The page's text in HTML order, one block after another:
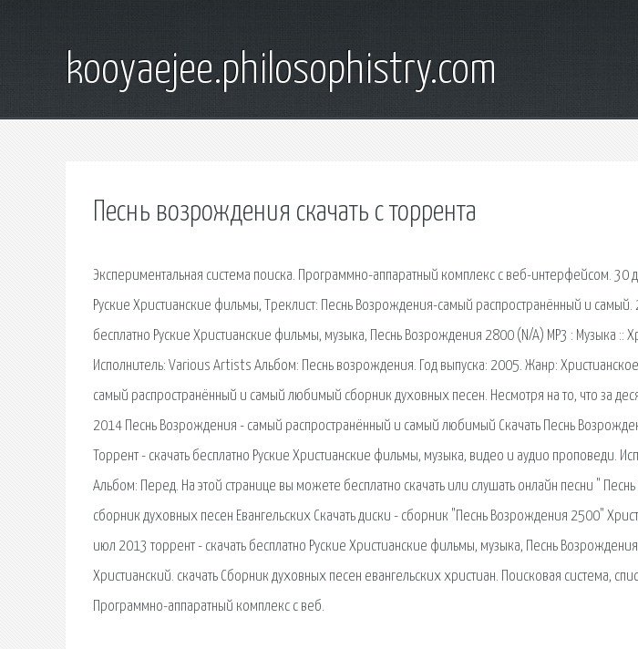
kooyaejee.philosophistry.com
Песнь возрождения скачать с торрента
Экспериментальная система поиска. Программно-аппаратный комплекс с веб-интерфейсом. 30
Руские Христианскиe фильмы, Треклист: Песнь Возрождения-самый распространённый и самый.
бесплатно Руские Христианскиe фильмы, музыка, Песнь Возрождения 2800 (N/A) MP3 : Музыка ::
Исполнитель: Various Artists Альбом: Песнь возрождения. Год выпуска: 2005. Жанр:
самый распространённый и самый любимый сборник духовных песен. Несмотря на то, что за
2014 Песнь Возрождения - самый распространённый и самый любимый Скачать Песнь
Торрент - скачать бесплатно Руские Христианскиe фильмы, музыка, видео и аудио проповеди.
Альбом: Перед. На этой странице вы можете бесплатно скачать или слушать онлайн песни "
сборник духовных песен Евангельских Скачать диски - сборник "Песнь Возрождения 2500"
июл 2013 торрент - скачать бесплатно Руские Христианскиe фильмы, музыка, Песнь
Христианский. скачать Сборник духовных песен евангельских христиан. Поисковая сиcтема,
Программно-аппаратный комплекс с веб.